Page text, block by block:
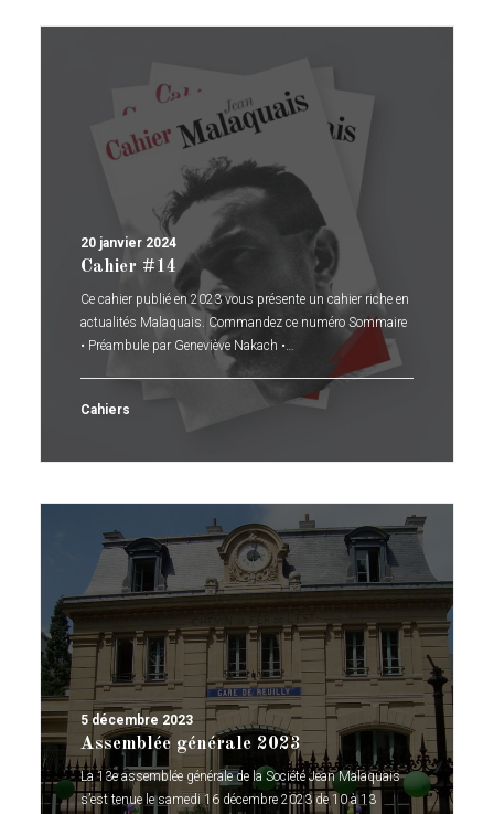
20 janvier 2024
Cahier #14
Ce cahier publié en 2023 vous présente un cahier riche en
actualités Malaquais. Commandez ce numéro Sommaire
• Préambule par Geneviève Nakach •…
Cahiers
5 décembre 2023
Assemblée générale 2023
La 13e assemblée générale de la Société Jean Malaquais
s’est tenue le samedi 16 décembre 2023 de 10 à 13